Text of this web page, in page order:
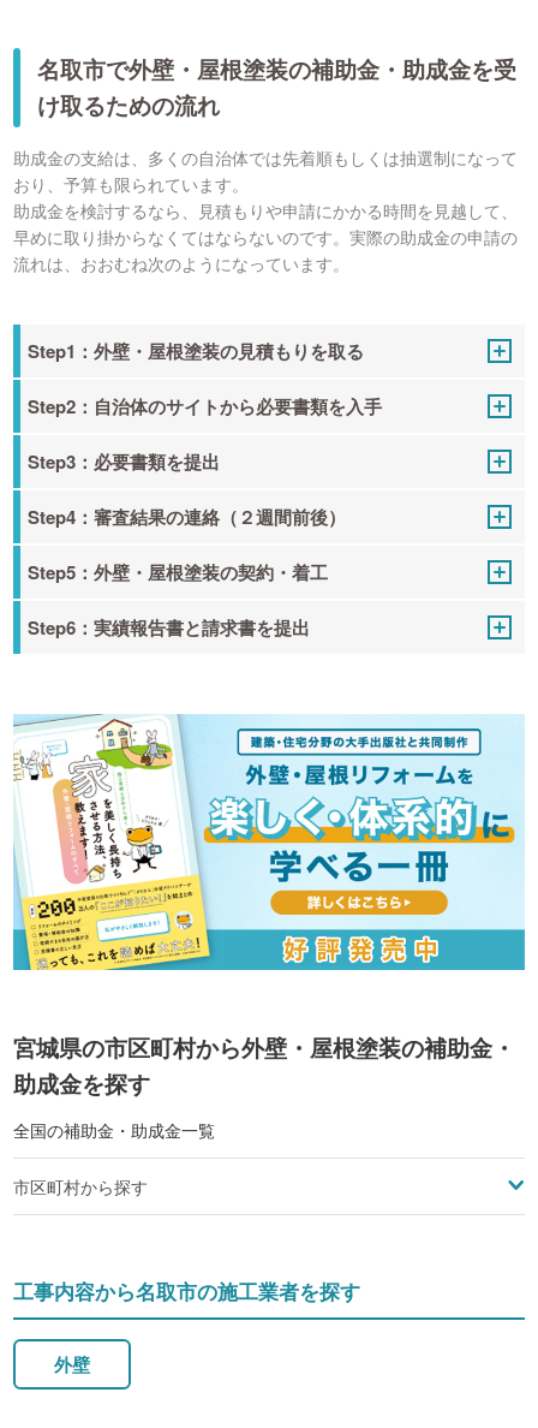
名取市で外壁・屋根塗装の補助金・助成金を受
け取るための流れ
助成金の支給は、多くの自治体では先着順もしくは抽選制になって
おり、予算も限られています。
助成金を検討するなら、見積もりや申請にかかる時間を見越して、
早めに取り掛からなくてはならないのです。実際の助成金の申請の
流れは、おおむね次のようになっています。
Step1：外壁・屋根塗装の見積もりを取る
Step2：自治体のサイトから必要書類を入手
Step3：必要書類を提出
Step4：審査結果の連絡（２週間前後）
Step5：外壁・屋根塗装の契約・着工
Step6：実績報告書と請求書を提出
宮城県の市区町村から外壁・屋根塗装の補助金・
助成金を探す
全国の補助金・助成金一覧
市区町村から探す
工事内容から名取市の施工業者を探す
外壁